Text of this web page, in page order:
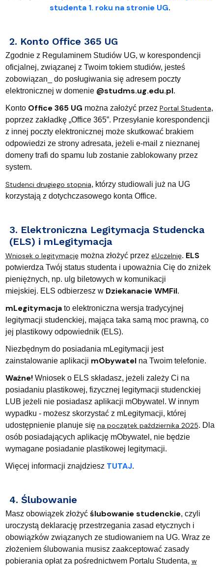
studenta 1. roku na stronie UG.
2. Konto Office 365 UG
Zgodnie z Regulaminem Studiów UG, w korespondencji
oficjalnej, związanej z Twoim tokiem studiów, jesteś
zobowiązan_ do posługiwania się adresem poczty
elektronicznej w domenie @studms.ug.edu.pl.
Konto Office 365 UG można założyć przez Portal Studenta,
poprzez zakładkę „Office 365”. Przesyłanie korespondencji
z innej poczty elektronicznej może skutkować brakiem
odpowiedzi ze strony adresata, jeżeli e-mail z nieznanej
domeny trafi do spamu lub zostanie zablokowany przez
system.
Studenci drugiego stopnia, którzy studiowali już na UG
korzystają z dotychczasowego konta Office.
3. Elektroniczna Legitymacja Studencka
(ELS) i mLegitymacja
Wniosek o legitymacjęmożna złożyć przez eUczelnię. ELS
potwierdza Twój status studenta i upoważnia Cię do zniżek
pieniężnych, np. ulg biletowych w komunikacji
miejskiej. ELS odbierzesz w Dziekanacie WMFiI.
mLegitymacja to elektroniczna wersja tradycyjnej
legitymacji studenckiej, mająca taka samą moc prawną, co
jej plastikowy odpowiednik (ELS).
Niezbędnym do posiadania mLegitymacji jest
zainstalowanie aplikacji mObywatel na Twoim telefonie.
Ważne!Wniosek o ELS składasz, jeżeli zależy Ci na
posiadaniu plastikowej, fizycznej legitymacji studenckiej
LUB jeżeli nie posiadasz aplikacji mObywatel. W innym
wypadku - możesz skorzystać z mLegitymacji, której
udostępnienie planuje się na początek października 2025. Dla
osób posiadających aplikację mObywatel, nie będzie
wymagane posiadanie plastikowej legitymacji.
Więcej informacji znajdziesz TUTAJ.
4. Ślubowanie
Masz obowiązek złożyć ślubowanie studenckie, czyli
uroczystą deklarację przestrzegania zasad etycznych i
obowiązków związanych ze studiowaniem na UG. Wraz ze
złożeniem ślubowania musisz zaakceptować zasady
pobierania opłat za pośrednictwem Portalu Studenta, w